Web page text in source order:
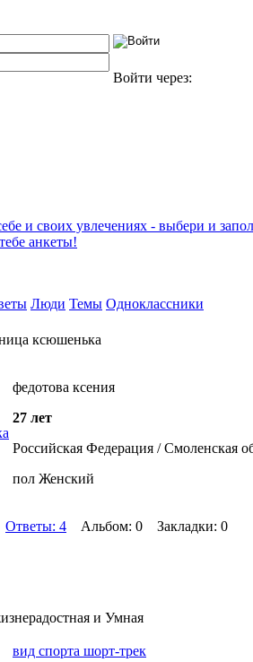
Войти через:
и своих увлечениях - выбери и
анкеты!
Люди Темы Одноклассники
ксюшенька
федотова ксения
27 лет
Российская Федерация / Смоленская
пол Женский
Ответы: 4 Альбом: 0 Закладки: 0
и Умная
вид спорта шорт-трек